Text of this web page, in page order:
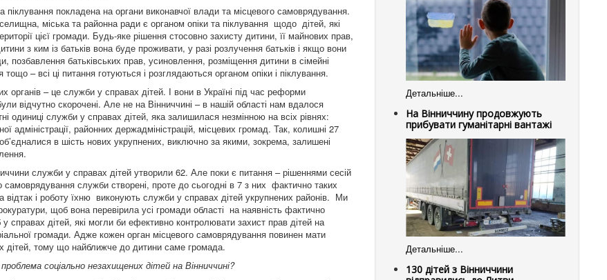
піклування покладена на органи виконавчої влади та місцевого самоврядування.
міська та районна ради є органом опіки та піклування щодо дітей, які
цієї громади. Будь-яке рішення стосовно захисту дитини, її майнових прав,
з ким із батьків вона буде проживати, у разі розлучення батьків і якщо вони
позбавлення батьківських прав, усиновлення, розміщення дитини в сімейні
– всі ці питання готуються і розглядаються органом опіки і піклування.
органів – це служби у справах дітей. І вони в Україні під час реформи
відчутно скорочені. Але не на Вінниччині – в нашій області нам вдалося
одиниці служби у справах дітей, яка залишилася незмінною на всіх рівнях:
адміністрації, районних держадміністрацій, місцевих громад. Так, колишні 27
в шість нових укрупнених, виключно за якими, зокрема, залишені
служби у справах дітей утворили 62. Але поки є питання – рішеннями сесій
самоврядування служби створені, проте до сьогодні в 7 з них фактично таких
відтак і роботу їхню виконують служби у справах дітей укрупнених районів. Ми
щоб вона перевірила усі громади області на наявність фактично
справах дітей, які могли би ефективно контролювати захист прав дітей на
громади. Адже кожен орган місцевого самоврядування повинен мати
дітей, тому що найближче до дитини саме громада.
соціально незахищених дітей на Вінниччині?
Детальніше...
На Вінниччину продовжують
прибувати гуманітарні вантажі
Детальніше...
130 дітей з Вінниччини